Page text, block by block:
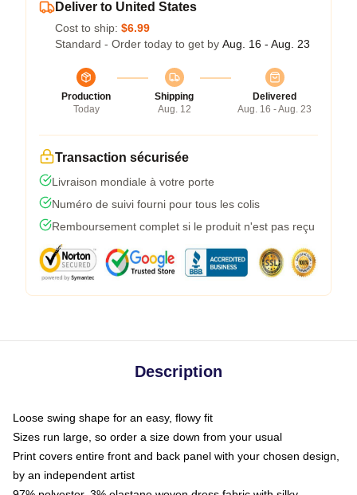
Deliver to United States
Cost to ship: $6.99
Standard - Order today to get by Aug. 16 - Aug. 23
Production
Today
Shipping
Aug. 12
Delivered
Aug. 16 - Aug. 23
Transaction sécurisée
Livraison mondiale à votre porte
Numéro de suivi fourni pour tous les colis
Remboursement complet si le produit n'est pas reçu
Description
Loose swing shape for an easy, flowy fit
Sizes run large, so order a size down from your usual
Print covers entire front and back panel with your chosen design,
by an independent artist